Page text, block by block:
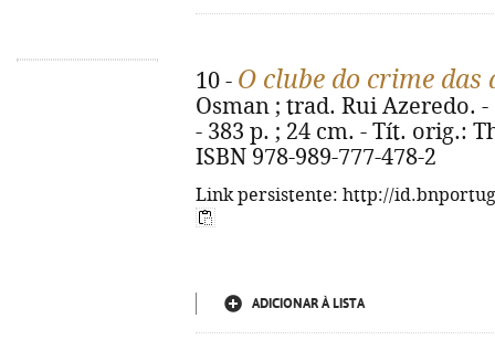
10 - O clube do crime das
Osman ; trad. Rui Azeredo. -
- 383 p. ; 24 cm. - Tít. orig.:
ISBN 978-989-777-478-2
Link persistente: http://
ADICIONAR À LISTA